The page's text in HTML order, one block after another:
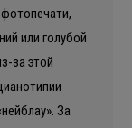
или голубой
за этой
За